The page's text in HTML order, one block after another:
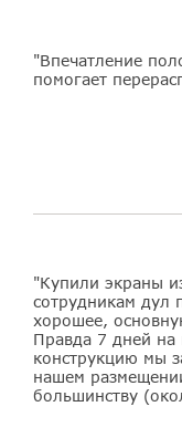
"Впечатление
помогает
"Купили экраны
сотрудникам дул
хорошее,
Правда 7 дней на
конструкцию мы
нашем
большинству